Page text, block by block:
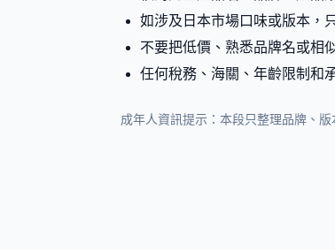
如涉及日本市場口味或版本，
不要把低價、熟悉品牌名或相
任何稅務、海關、年齡限制和
成年人資訊提示：本段只整理品牌、